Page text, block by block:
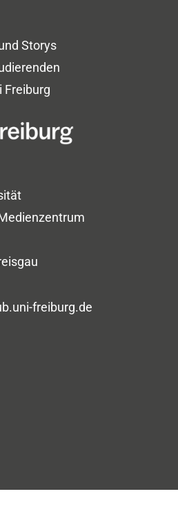
Storys
Freiburg
freiburg.de